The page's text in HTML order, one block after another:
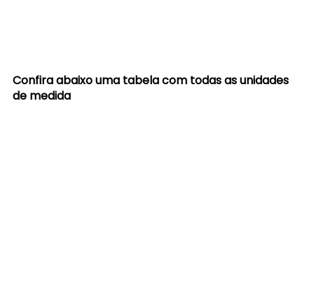
Confira abaixo uma tabela com todas as unidades
de medida